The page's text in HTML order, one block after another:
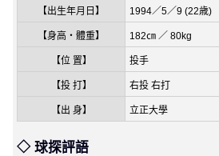
【出生年月日】 1994／5／9 (22歳)
【身高・體重】 182㎝ ／ 80kg
【位 置】 投手
【投 打】 右投 右打
【出 身】 立正大學
◇ 球探評語